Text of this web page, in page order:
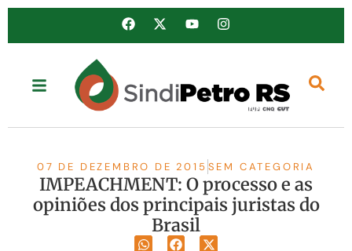
07 DE DEZEMBRO DE 2015 SEM CATEGORIA
IMPEACHMENT: O processo e as
opiniões dos principais juristas do
Brasil